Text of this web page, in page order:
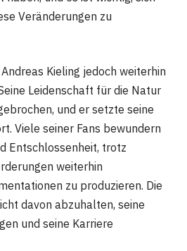
Veränderungen zu
Kieling jedoch weiterhin
Leidenschaft für die Natur
und er setzte seine
Viele seiner Fans bewundern
Entschlossenheit, trotz
weiterhin
zu produzieren. Die
davon abzuhalten, seine
und seine Karriere